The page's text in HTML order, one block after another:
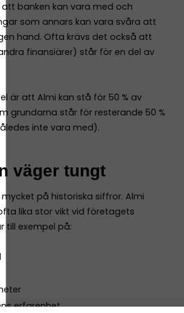
banken kan vara med och
som annars kan vara svåra att
hand. Ofta krävs det också att
finansiärer) står för en del av
är att Almi kan stå för 50 % av
grundarna står för resterande 50 %
inte vara med).
väger tungt
på historiska siffror. Almi
lika stor vikt vid företagets
till exempel på:
erfarenhet